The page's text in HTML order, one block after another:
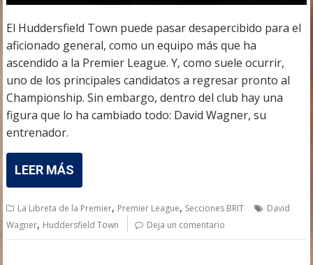
El Huddersfield Town puede pasar desapercibido para el
aficionado general, como un equipo más que ha
ascendido a la Premier League. Y, como suele ocurrir,
uno de los principales candidatos a regresar pronto al
Championship. Sin embargo, dentro del club hay una
figura que lo ha cambiado todo: David Wagner, su
entrenador.
LEER MÁS
La Libreta de la Premier, Premier League, Secciones BRIT
David
Wagner, Huddersfield Town Deja un comentario